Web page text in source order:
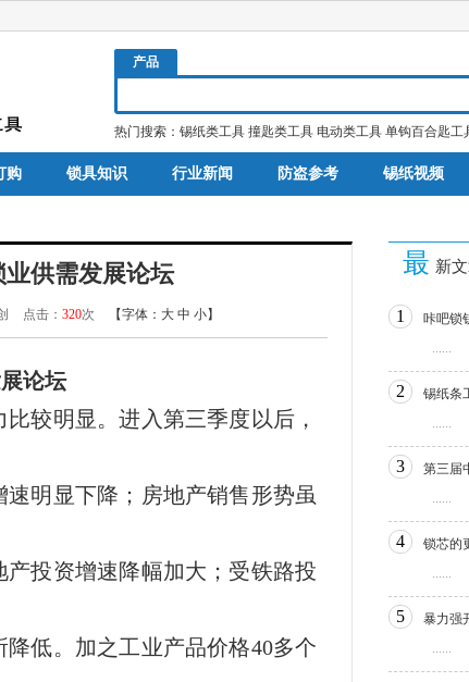
产品
热门搜索： 锡纸类工具 撞匙类工具 电动类工具 单钩百合匙工
购 锁具知识 行业新闻 防盗参考 锡纸视频
供需发展论坛
点击： 320次 【字体： 大 中 小】
论坛
较明显。进入第三季度以后，
明显下降；房地产销售形势虽
投资增速降幅加大；受铁路投
低。加之工业产品价格40多个
最 新
1
咔吧锁
......
2
锡纸条
......
3
第三届
......
4
锁芯的
......
5
暴力强
......